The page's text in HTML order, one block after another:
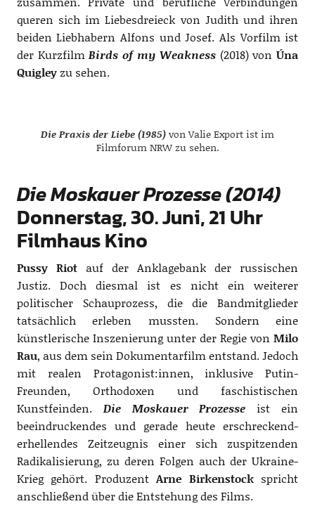
queren sich im Liebesdreieck von Judith und ihren
beiden Liebhabern Alfons und Josef. Als Vorfilm ist
der KurzfilmBirds of my Weakness (2018) vonÚna
Quigleyzu sehen.
Die Praxis der Liebe (1985)von Valie Export ist im
Filmforum NRW zu sehen.
Die Moskauer Prozesse (2014)
Donnerstag, 30. Juni, 21 Uhr
Filmhaus Kino
Pussy Riotauf der Anklagebank der russischen
Justiz. Doch diesmal ist es nicht ein weiterer
politischer Schauprozess, die die Bandmitglieder
tatsächlich erleben mussten. Sondern eine
künstlerische Inszenierung unter der Regie vonMilo
Rau, aus dem sein Dokumentarfilm entstand. Jedoch
mit realen Protagonist:innen, inklusive Putin-
Freunden, Orthodoxen und faschistischen
Kunstfeinden. Die Moskauer Prozesse ist ein
beeindruckendes und gerade heute erschreckend-
erhellendes Zeitzeugnis einer sich zuspitzenden
Radikalisierung, zu deren Folgen auch der Ukraine-
Krieg gehört. ProduzentArne Birkenstockspricht
anschließend über die Entstehung des Films.